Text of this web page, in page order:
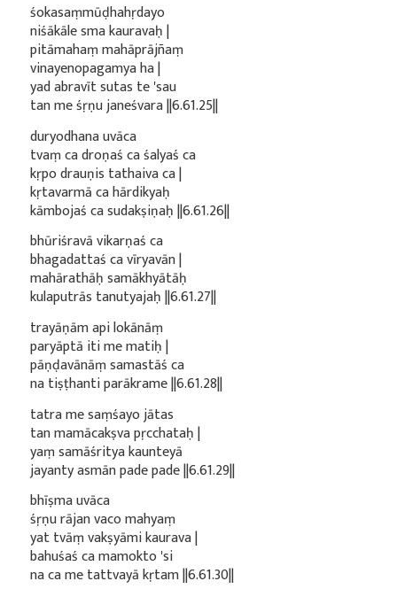
śokasaṃmūḍhahṛdayo
niśākāle sma kauravaḥ |
pitāmahaṃ mahāprājñaṃ
vinayenopagamya ha |
yad abravīt sutas te 'sau
tan me śṛṇu janeśvara ||6.61.25||
duryodhana uvāca
tvaṃ ca droṇaś ca śalyaś ca
kṛpo drauṇis tathaiva ca |
kṛtavarmā ca hārdikyaḥ
kāmbojaś ca sudakṣiṇaḥ ||6.61.26||
bhūriśravā vikarṇaś ca
bhagadattaś ca vīryavān |
mahārathāḥ samākhyātāḥ
kulaputrās tanutyajaḥ ||6.61.27||
trayāṇām api lokānāṃ
paryāptā iti me matiḥ |
pāṇḍavānāṃ samastāś ca
na tiṣṭhanti parākrame ||6.61.28||
tatra me saṃśayo jātas
tan mamācakṣva pṛcchataḥ |
yaṃ samāśritya kaunteyā
jayanty asmān pade pade ||6.61.29||
bhīṣma uvāca
śṛṇu rājan vaco mahyaṃ
yat tvāṃ vakṣyāmi kaurava |
bahuśaś ca mamokto 'si
na ca me tattvayā kṛtam ||6.61.30||